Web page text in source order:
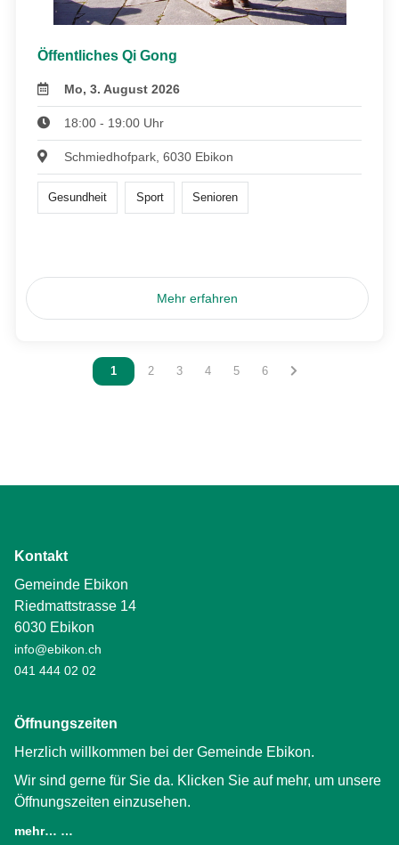
Öffentliches Qi Gong
Mo, 3. August 2026
18:00 - 19:00 Uhr
Schmiedhofpark, 6030 Ebikon
Gesundheit Sport Senioren
Mehr erfahren
Vous êtes sur la page
1 Vous êtes sur la page
2 Vous êtes sur la page
3 Vous êtes sur la page
4 Vous êtes sur la page
5 Vous êtes sur la page
6
Kontakt
Gemeinde Ebikon
Riedmattstrasse 14
6030 Ebikon
info@ebikon.ch
041 444 02 02
Öffnungszeiten
Herzlich willkommen bei der Gemeinde Ebikon.
Wir sind gerne für Sie da. Klicken Sie auf mehr, um unsere
Öffnungszeiten einzusehen.
mehr… …